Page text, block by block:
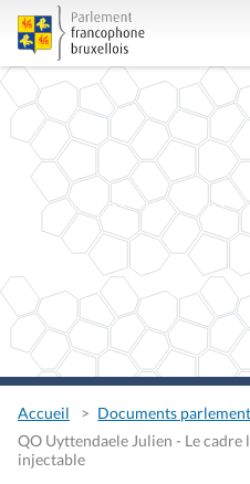
Accueil
Documents
QO Uyttendaele Julien - Le
injectable